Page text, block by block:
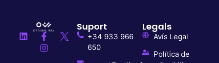
Legals
Avís Legal
Política de
Suport
+34 933 966
650